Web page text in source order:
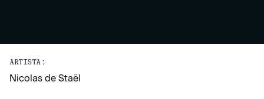
ARTISTA:
Nicolas de Staël